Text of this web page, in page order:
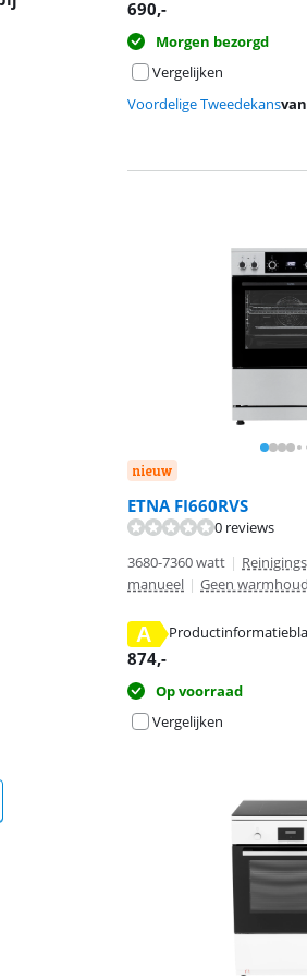
690,-
Morgen bezorgd
Vergelijken
Voordelige Tweedekansvan
nieuw
ETNA FI660RVS
0 reviews
3680-7360 watt |
manueel | Geen
A
opent in nieuw tabblad
874,-
Op voorraad
Vergelijken
opent in nieuw tabblad
opent in nieuw tabblad